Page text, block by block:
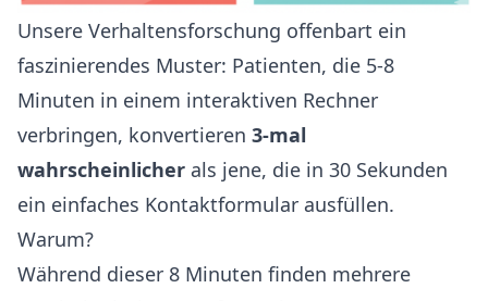
Unsere Verhaltensforschung offenbart ein
faszinierendes Muster: Patienten, die 5-8
Minuten in einem interaktiven Rechner
verbringen, konvertieren 3-mal
wahrscheinlicher als jene, die in 30 Sekunden
ein einfaches Kontaktformular ausfüllen.
Warum?
Während dieser 8 Minuten finden mehrere